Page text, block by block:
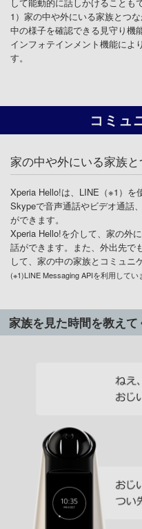
1）家の中や外にいる家族とつ
中の様子を確認できる見守り機
インフォテインメント機能によ
す。
コミュ
家の中や外にいる家族
Xperia Hello!は、LINE（※1）を
Skypeで音声通話やビデオ通話
ができます。
Xperia Hello!を介して、家の外
話ができます。また、外出先で
して、家の中の家族とコミュニ
(※1)LINE Messaging APIを利用してい
家族を見た時間を教えて